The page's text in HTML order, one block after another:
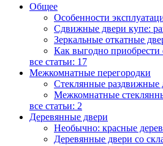
Общее
Особенности
Сдвижные двери купе:
Зеркальные откатные
Как выгодно приобрести
все статьи: 17
Межкомнатные перегородки
Стеклянные раздвижные
Межкомнатные
все статьи: 2
Деревянные двери
Необычно: красные
Деревянные двери со